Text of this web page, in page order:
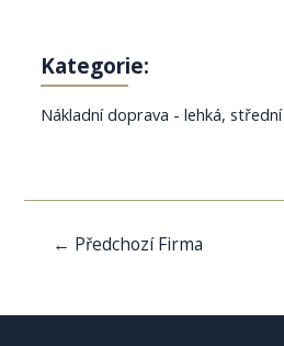
Kategorie:
Nákladní doprava - lehká, střední
Navigace
← Předchozí Firma